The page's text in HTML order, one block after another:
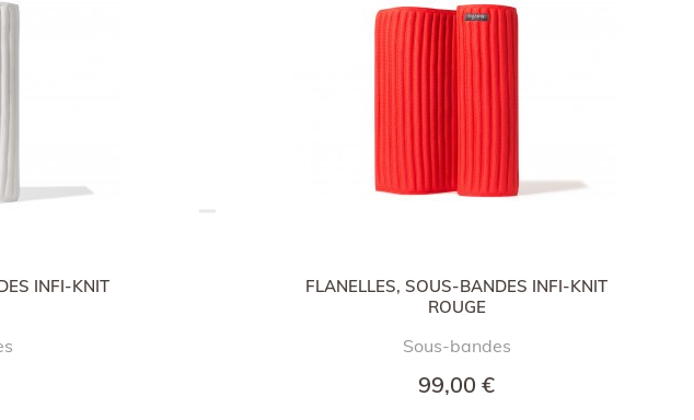
INFI-KNIT
FLANELLES, SOUS-BANDES INFI-KNIT
ROUGE
Sous-bandes
99,00 €